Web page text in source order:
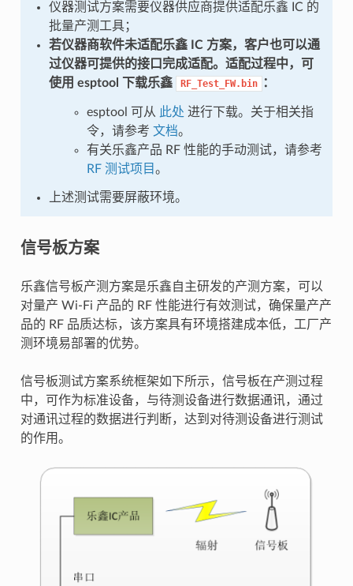
仪器测试方案需要仪器供应商提供适配乐鑫 IC 的
批量产测工具；
若仪器商软件未适配乐鑫 IC 方案，客户也可以通
过仪器可提供的接口完成适配。适配过程中，可
使用 esptool 下载乐鑫
RF_Test_FW.bin ：
esptool 可从 此处 进行下载。关于相关指
令，请参考 文档。
有关乐鑫产品 RF 性能的手动测试，请参考
RF 测试项目。
上述测试需要屏蔽环境。
信号板方案
乐鑫信号板产测方案是乐鑫自主研发的产测方案，可以
对量产 Wi-Fi 产品的 RF 性能进行有效测试，确保量产产
品的 RF 品质达标，该方案具有环境搭建成本低，工厂产
测环境易部署的优势。
信号板测试方案系统框架如下所示，信号板在产测过程
中，可作为标准设备，与待测设备进行数据通讯，通过
对通讯过程的数据进行判断，达到对待测设备进行测试
的作用。